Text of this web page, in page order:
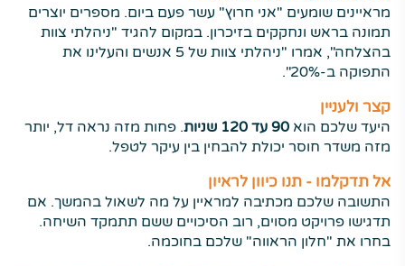
מראיינים שומעים "אני חרוץ" עשר פעם ביום. מספרים יוצרים
תמונה בראש ונחקקים בזיכרון. במקום להגיד "ניהלתי צוות
בהצלחה", אמרו "ניהלתי צוות של 5 אנשים והעלינו את
התפוקה ב-20%".
קצר ולעניין
היעד שלכם הוא 90 עד 120 שניות
. פחות מזה נראה דל, יותר
מזה משדר חוסר יכולת להבחין בין עיקר לטפל.
אל תדקלמו - תנו כיוון לראיון
התשובה שלכם מכתיבה למראיין על מה לשאול בהמשך. אם
תדגישו פרויקט מסוים, רוב הסיכויים ששם תתמקד השיחה.
בחרו את "חלון הראווה" שלכם בחוכמה.